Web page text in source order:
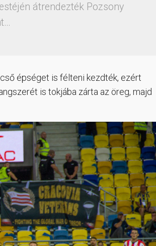
átrendezték Pozsony
épséget is félteni kezdték, ezért
is tokjába zárta az öreg, majd